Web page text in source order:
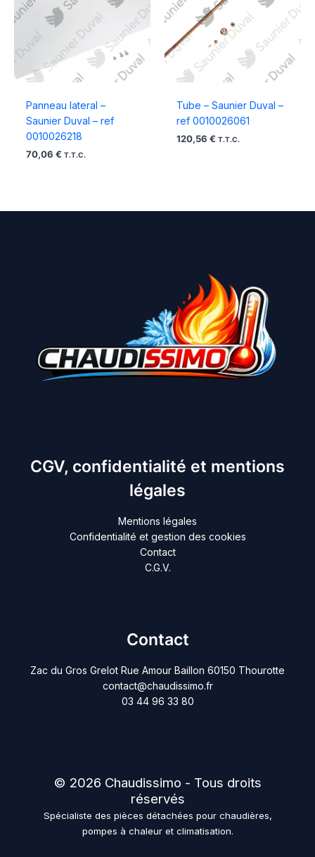
Panneau lateral –
Saunier Duval – ref
0010026218
70,06 € T.T.C.
Tube – Saunier Duval –
ref 0010026061
120,56 € T.T.C.
CGV, confidentialité et mentions
légales
Mentions légales
Confidentialité et gestion des cookies
Contact
C.G.V.
Contact
Zac du Gros Grelot Rue Amour Baillon 60150 Thourotte
contact@chaudissimo.fr
03 44 96 33 80
© 2026 Chaudissimo - Tous droits
réservés
Spécialiste des pièces détachées pour chaudières,
pompes à chaleur et climatisation.